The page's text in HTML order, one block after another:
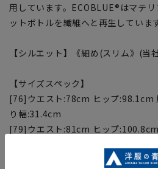
用しています。ECOBLUE®はマテ
ットボトルを繊維へと再生しています
【シルエット】《細め(スリム》(当
【サイズスペック】
[76]ウエスト:78cm ヒップ:98.1cm
り幅:31.4cm
[79]ウエスト:81cm ヒップ
[82]ウエスト:84cm ヒップ